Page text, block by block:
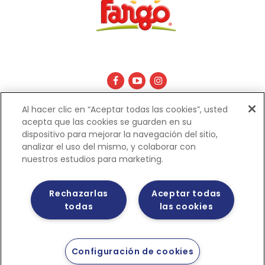
Políticas de privacidad
Al hacer clic en “Aceptar todas las cookies”, usted
acepta que las cookies se guarden en su
dispositivo para mejorar la navegación del sitio,
analizar el uso del mismo, y colaborar con
nuestros estudios para marketing.
Aceptar todas
las cookies
Rechazarlas
todas
Configuración de cookies